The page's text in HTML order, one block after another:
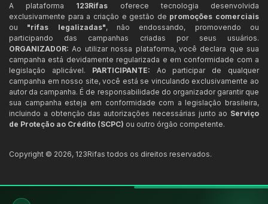
A plataforma 123Rifas oferece tecnologia desenvolvida
exclusivamente para a criação e gestão de promoções comerciais
ou "rifas legalizadas", não endossando, promovendo ou
participando das campanhas criadas por seus usuários.
ORGANIZADOR: Ao utilizar nossa plataforma, você declara que sua
campanha está devidamente regularizada e em conformidade com a
legislação aplicável. PARTICIPANTE: Ao participar de qualquer
campanha em nosso site, você está se vinculando exclusivamente ao
autor da campanha. É de responsabilidade do organizador garantir que
sua campanha esteja em conformidade com a legislação brasileira,
incluindo a obtenção das autorizações necessárias junto ao Serviço
de Proteção ao Crédito (SCPC) ou outro órgão competente.
Copyright © 2026, 123Rifas todos os direitos reservados.